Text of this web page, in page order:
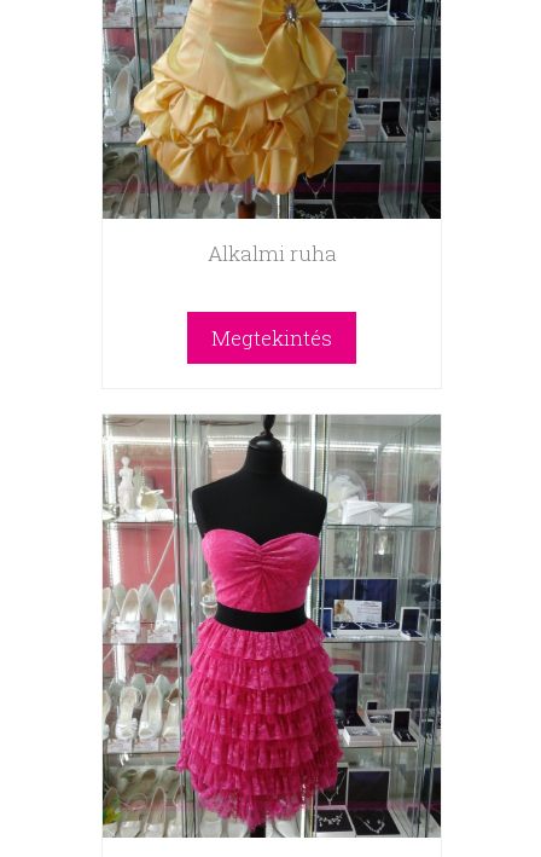
Alkalmi ruha
Megtekintés